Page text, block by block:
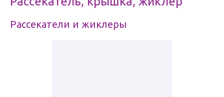
Рассекатели и жиклеры